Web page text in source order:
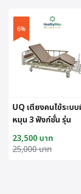
6%
UQ เตียงคนไข้ระบ
หมุน 3 ฟังก์ชั่น รุ่น
UQ2200EP
25,000บาท
Original price
23,500 บาท
Current price is: